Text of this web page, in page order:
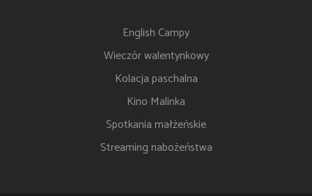
English Campy
Wieczór walentynkowy
Kolacja paschalna
Kino Malinka
Spotkania małżeńskie
Streaming nabożeństwa